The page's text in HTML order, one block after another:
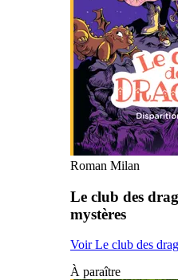
Roman Milan
Le club des
mystères
Voir Le club des
À paraître